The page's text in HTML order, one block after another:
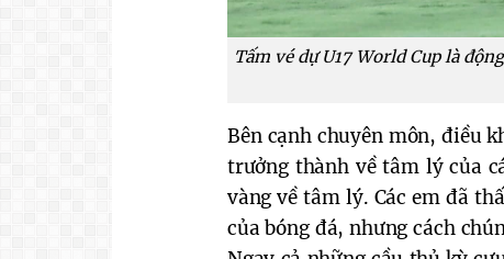
Tấm vé dự U17 World Cup là
Bên cạnh chuyên môn, điều
trưởng thành về tâm lý của
vàng về tâm lý. Các em đã
của bóng đá, nhưng cách